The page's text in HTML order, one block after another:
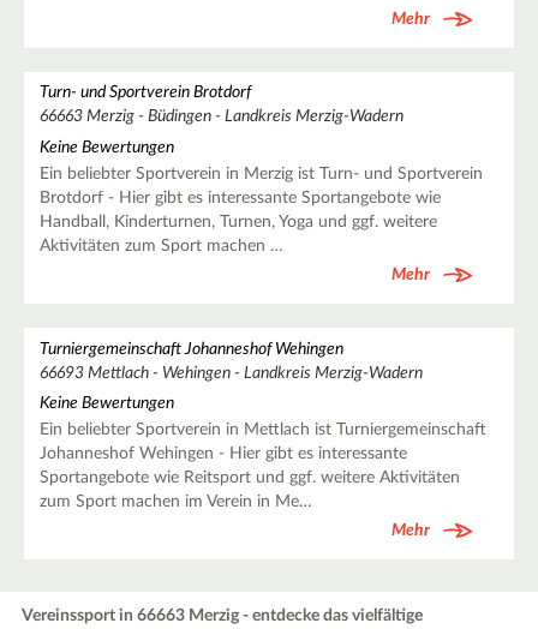
Mehr
Turn- und Sportverein Brotdorf
66663 Merzig - Büdingen - Landkreis Merzig-Wadern
Keine Bewertungen
Ein beliebter Sportverein in Merzig ist Turn- und Sportverein
Brotdorf - Hier gibt es interessante Sportangebote wie
Handball, Kinderturnen, Turnen, Yoga und ggf. weitere
Aktivitäten zum Sport machen …
Mehr
Turniergemeinschaft Johanneshof Wehingen
66693 Mettlach - Wehingen - Landkreis Merzig-Wadern
Keine Bewertungen
Ein beliebter Sportverein in Mettlach ist Turniergemeinschaft
Johanneshof Wehingen - Hier gibt es interessante
Sportangebote wie Reitsport und ggf. weitere Aktivitäten
zum Sport machen im Verein in Me…
Mehr
Vereinssport in 66663 Merzig - entdecke das vielfältige